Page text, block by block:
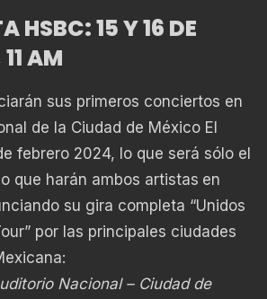
HSBC: 15 Y 16 DE
AM
sus primeros conciertos en
de la Ciudad de México El
febrero 2024, lo que será sólo el
que harán ambos artistas en
su gira completa “Unidos
por las principales ciudades
Nacional – Ciudad de